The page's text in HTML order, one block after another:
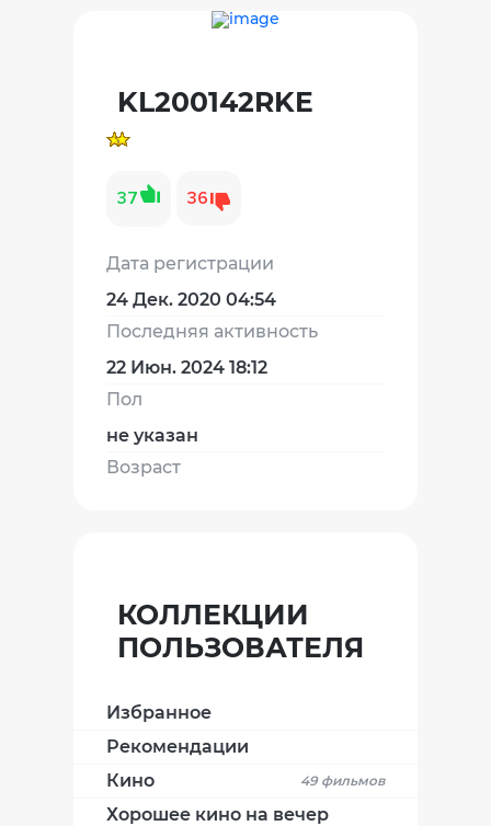
KL200142RKE
37 36
Дата регистрации
24 Дек. 2020 04:54
Последняя активность
22 Июн. 2024 18:12
Пол
не указан
Возраст
КОЛЛЕКЦИИ
ПОЛЬЗОВАТЕЛЯ
Избранное
Рекомендации
Кино
49 фильмов
Хорошее кино на вечер